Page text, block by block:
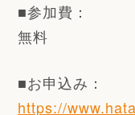
■参加費：
無料
■お申込み：
https://